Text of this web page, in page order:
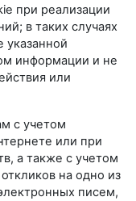
при реализации
в таких случаях
указанной
информации и не
или
с учетом
или при
а также с учетом
на одно из
писем,